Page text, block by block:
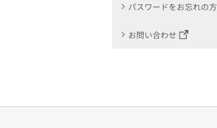
パスワードをお忘れの方
お問い合わせ